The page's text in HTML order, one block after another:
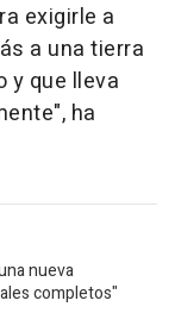
exigirle a
a una tierra
y que lleva
ha
nueva
completos"